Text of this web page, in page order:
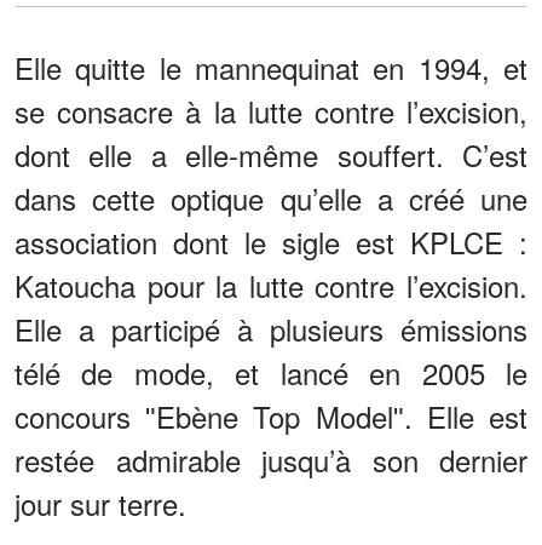
Elle quitte le mannequinat en 1994, et
se consacre à la lutte contre l’excision,
dont elle a elle-même souffert. C’est
dans cette optique qu’elle a créé une
association dont le sigle est KPLCE :
Katoucha pour la lutte contre l’excision.
Elle a participé à plusieurs émissions
télé de mode, et lancé en 2005 le
concours ʺEbène Top Modelʺ. Elle est
restée admirable jusqu’à son dernier
jour sur terre.